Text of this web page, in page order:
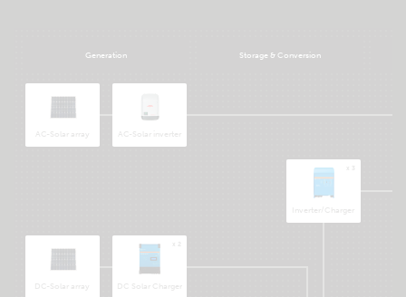
Generation Storage & Conversion
AC-Solar array AC-Solar inverter
Inverter/Charger
x 3
DC Solar Charger
x 2
DC-Solar array